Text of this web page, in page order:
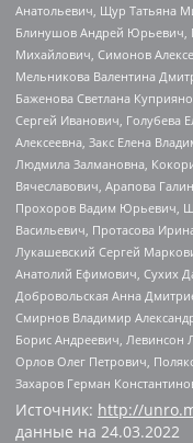
Анатольевич, Щур Татьяна
Блинушов Андрей Юрьевич,
Михайлович, Симонов
Мельникова Валентина
Баженова Светлана
Сергей Иванович, Голубева
Алексеевна, Закс Елена
Людмила Залмановна,
Вячеславович, Арапова
Прохоров Вадим Юрьевич,
Васильевич, Протасова
Лукашевский Сергей
Анатолий Ефимович, Сухих
Добровольская Анна
Смирнов Владимир
Борис Андреевич, Левинсон
Орлов Олег Петрович,
Захаров Герман
Источник: http://
данные на 24.03.2022